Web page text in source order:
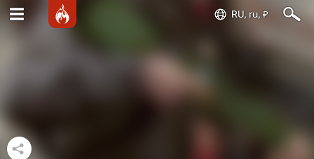
RU, ru, ₽